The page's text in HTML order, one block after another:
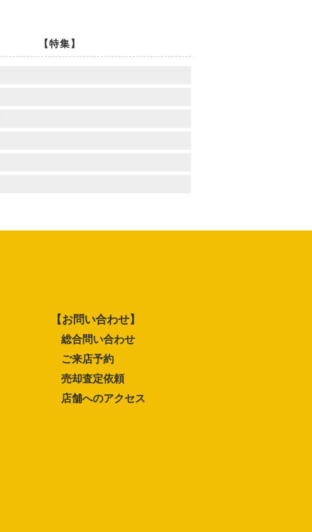
【特集】
【お問い合わせ】
総合問い合わせ
ご来店予約
売却査定依頼
店舗へのアクセス